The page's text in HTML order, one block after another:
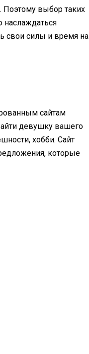
Поэтому выбор таких
свои силы и время на
сайтам
девушку вашего
хобби. Сайт
которые